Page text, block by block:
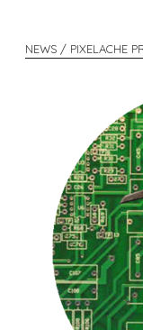
NEWS / PIXELACHE